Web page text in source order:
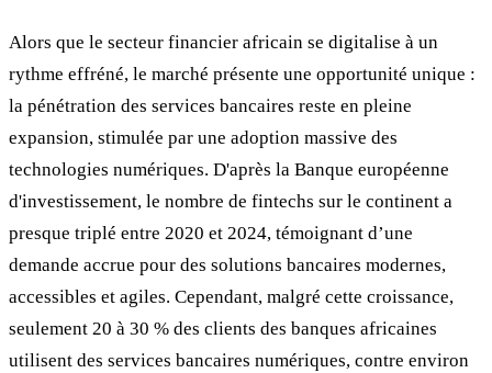
Alors que le secteur financier africain se digitalise à un
rythme effréné, le marché présente une opportunité unique :
la pénétration des services bancaires reste en pleine
expansion, stimulée par une adoption massive des
technologies numériques. D'après la Banque européenne
d'investissement, le nombre de fintechs sur le continent a
presque triplé entre 2020 et 2024, témoignant d’une
demande accrue pour des solutions bancaires modernes,
accessibles et agiles. Cependant, malgré cette croissance,
seulement 20 à 30 % des clients des banques africaines
utilisent des services bancaires numériques, contre environ